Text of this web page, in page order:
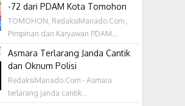
-72 dari PDAM Kota Tomohon
TOMOHON, RedaksiManado.Com ,
Pimpinan dan Karyawan PDAM...
Asmara Terlarang Janda Cantik
dan Oknum Polisi
RedaksiManado.Com - Asmara
terlarang janda cantik...